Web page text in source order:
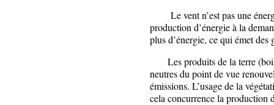
Le vent n’est pas une
production d’énergie à la
plus d’énergie, ce qui émet
Les produits de la terre
neutres du point de vue
émissions. L’usage de la
cela concurrence la production